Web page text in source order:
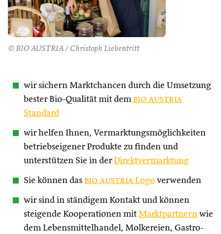
© BIO AUSTRIA / Christoph Liebentritt
wir sichern Marktchancen durch die Umsetzung
bester Bio-Qualität mit dem bio austria
Standard
wir helfen Ihnen, Vermarktungsmöglichkeiten
betriebseigener Produkte zu finden und
unterstützen Sie in derDirektvermarktung
Sie können das bio austria Logo verwenden
wir sind in ständigem Kontakt und können
steigende Kooperationen mit Marktpartnern wie
dem Lebensmittelhandel, Molkereien, Gastro-